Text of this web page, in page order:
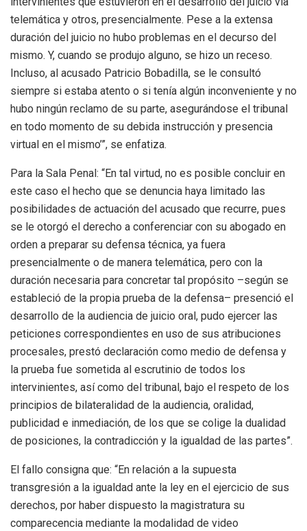
telemática y otros, presencialmente. Pese a la extensa
duración del juicio no hubo problemas en el decurso del
mismo. Y, cuando se produjo alguno, se hizo un receso.
Incluso, al acusado Patricio Bobadilla, se le consultó
siempre si estaba atento o si tenía algún inconveniente y no
hubo ningún reclamo de su parte, asegurándose el tribunal
en todo momento de su debida instrucción y presencia
virtual en el mismo’”, se enfatiza.
Para la Sala Penal: “En tal virtud, no es posible concluir en
este caso el hecho que se denuncia haya limitado las
posibilidades de actuación del acusado que recurre, pues
se le otorgó el derecho a conferenciar con su abogado en
orden a preparar su defensa técnica, ya fuera
presencialmente o de manera telemática, pero con la
duración necesaria para concretar tal propósito –según se
estableció de la propia prueba de la defensa– presenció el
desarrollo de la audiencia de juicio oral, pudo ejercer las
peticiones correspondientes en uso de sus atribuciones
procesales, prestó declaración como medio de defensa y
la prueba fue sometida al escrutinio de todos los
intervinientes, así como del tribunal, bajo el respeto de los
principios de bilateralidad de la audiencia, oralidad,
publicidad e inmediación, de los que se colige la dualidad
de posiciones, la contradicción y la igualdad de las partes”.
El fallo consigna que: “En relación a la supuesta
transgresión a la igualdad ante la ley en el ejercicio de sus
derechos, por haber dispuesto la magistratura su
comparecencia mediante la modalidad de video